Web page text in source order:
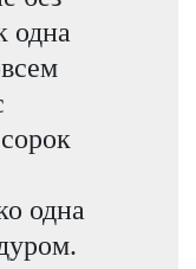
одна
одна